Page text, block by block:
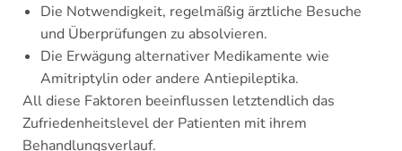
Die Notwendigkeit, regelmäßig ärztliche Besuche
und Überprüfungen zu absolvieren.
Die Erwägung alternativer Medikamente wie
Amitriptylin oder andere Antiepileptika.
All diese Faktoren beeinflussen letztendlich das
Zufriedenheitslevel der Patienten mit ihrem
Behandlungsverlauf.